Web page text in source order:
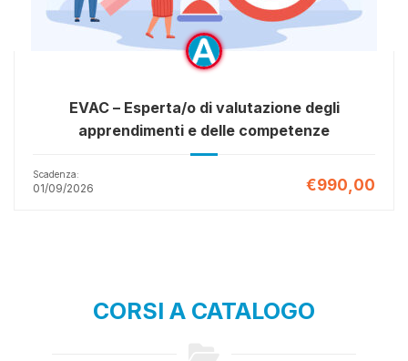
EVAC – Esperta/o di valutazione degli
apprendimenti e delle competenze
Scadenza:
01/09/2026 €990,00
CORSI A CATALOGO